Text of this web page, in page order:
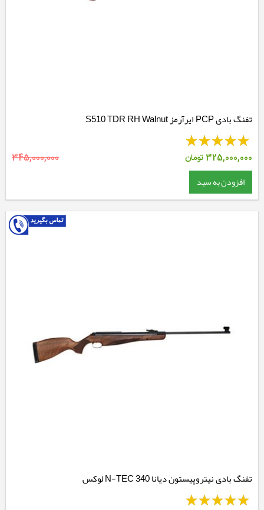
تفنگ بادی PCP ایرآرمز S510 TDR RH Walnut
325,000,000تومان 345,000,000
افزودن به سبد
تفنگ بادی نیتروپیستون دیانا 340 N-TEC لوکس